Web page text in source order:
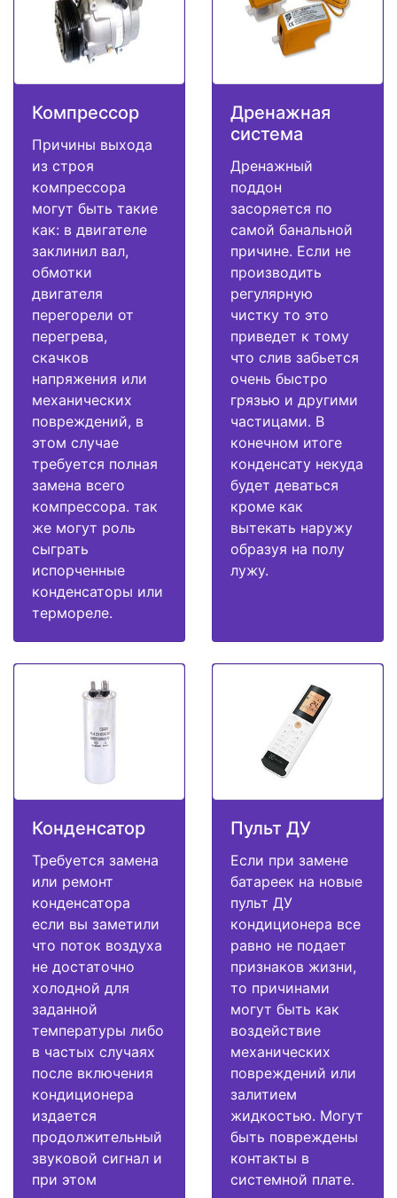
Компрессор
Причины выхода
из строя
компрессора
могут быть такие
как: в двигателе
заклинил вал,
обмотки
двигателя
перегорели от
перегрева,
скачков
напряжения или
механических
повреждений, в
этом случае
требуется полная
замена всего
компрессора. так
же могут роль
сыграть
испорченные
конденсаторы или
термореле.
Дренажная
система
Дренажный
поддон
засоряется по
самой банальной
причине. Если не
производить
регулярную
чистку то это
приведет к тому
что слив забьется
очень быстро
грязью и другими
частицами. В
конечном итоге
конденсату некуда
будет деваться
кроме как
вытекать наружу
образуя на полу
лужу.
Конденсатор
Требуется замена
или ремонт
конденсатора
если вы заметили
что поток воздуха
не достаточно
холодной для
заданной
температуры либо
в частых случаях
после включения
кондиционера
издается
продолжительный
звуковой сигнал и
при этом
Пульт ДУ
Если при замене
батареек на новые
пульт ДУ
кондиционера все
равно не подает
признаков жизни,
то причинами
могут быть как
воздействие
механических
повреждений или
залитием
жидкостью. Могут
быть повреждены
контакты в
системной плате.